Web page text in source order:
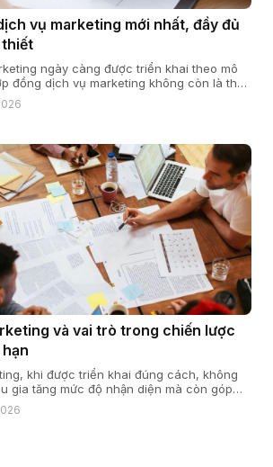
vụ marketing mới nhất, đầy đủ
thiết
ngày càng được triển khai theo mô
đồng dịch vụ marketing không còn là thủ
mà là nền tảng quyết định hiệu quả
và đối tác. Từ kinh nghiệm triển
và vai trò trong chiến lược
khi được triển khai đúng cách, không
gia tăng mức độ nhận diện mà còn góp
tin, tạo dòng khách hàng ổn định và hỗ trợ
cách bền vững. Từ góc nhìn của